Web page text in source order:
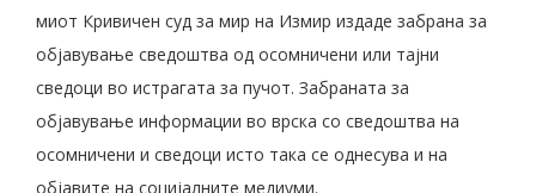
миот Кривичен суд за мир на Измир издаде забрана за
објавување сведоштва од осомничени или тајни
сведоци во истрагата за пучот. Забраната за
објавување информации во врска со сведоштва на
осомничени и сведоци исто така се однесува и на
објавите на социјалните медиуми.